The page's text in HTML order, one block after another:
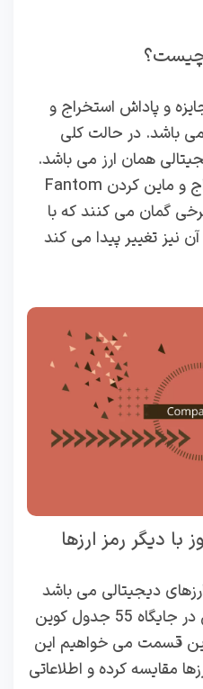
چیست؟
و پاداش استخراج و
باشد. در حالت کلی
همان ارز می باشد.
به عنوان مثال جایزه استخراج و ماین کردن Fantom
گمان می کنند که با
نیز تغییر پیدا می کند
با دیگر رمز ارزها
دیجیتالی می باشد
که با 3.02 میلیارد دلار ارزش در جایگاه 55 جدول کوین
قسمت می خواهیم این
مقایسه کرده و اطلاعاتی